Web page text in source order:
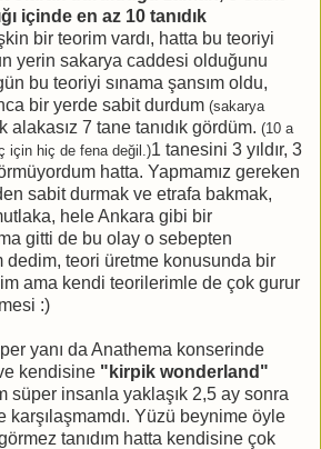
içinde en az 10 tanıdık
bir teorim vardı, hatta bu teoriyi
yerin sakarya caddesi olduğunu
bu teoriyi sınama şansım oldu,
bir yerde sabit durdum (sakarya
alakasız 7 tane tanıdık gördüm. (10 a
için hiç de fena değil.)1 tanesini 3 yıldır, 3
hatta. Yapmamız gereken
sabit durmak ve etrafa bakmak,
hele Ankara gibi bir
gitti de bu olay o sebepten
dedim, teori üretme konusunda bir
ama kendi teorilerimle de çok gurur
:)
yanı da Anathema konserinde
kendisine "kirpik wonderland"
süper insanla yaklaşık 2,5 ay sonra
karşılaşmamdı. Yüzü beynime öyle
tanıdım hatta kendisine çok